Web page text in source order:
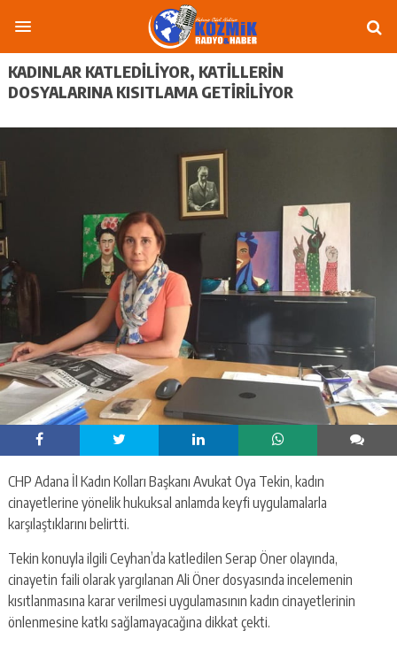
KADINLAR KATLEDILIYOR, KATILLERIN
DOSYALARINA KISITLAMA GETIRILIYOR
CHP Adana İl Kadın Kolları Başkanı Avukat Oya Tekin, kadın
cinayetlerine yönelik hukuksal anlamda keyfi uygulamalarla
karşılaştıklarını belirtti.
Tekin konuyla ilgili Ceyhan’da katledilen Serap Öner olayında,
cinayetin faili olarak yargılanan Ali Öner dosyasında incelemenin
kısıtlanmasına karar verilmesi uygulamasının kadın cinayetlerinin
önlenmesine katkı sağlamayacağına dikkat çekti.